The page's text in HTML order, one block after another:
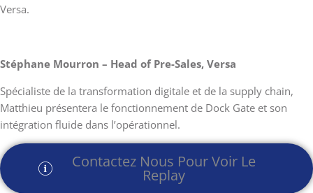
Versa.
Stéphane Mourron – Head of Pre-Sales, Versa
Spécialiste de la transformation digitale et de la supply chain,
Matthieu présentera le fonctionnement de Dock Gate et son
intégration fluide dans l’opérationnel.
Contactez Nous Pour Voir Le
Replay